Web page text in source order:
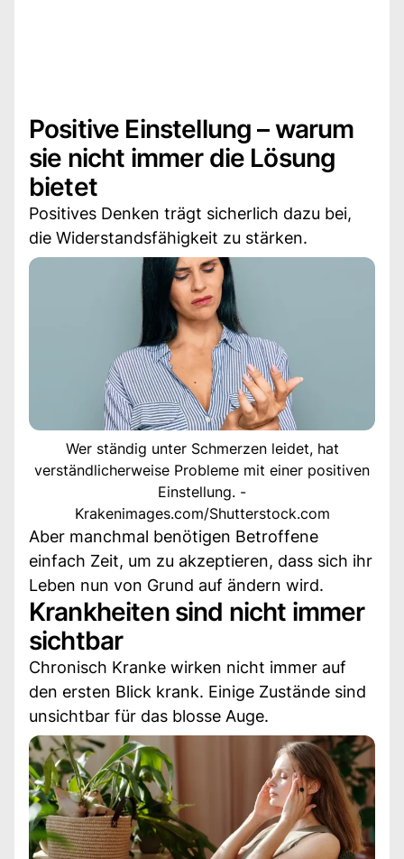
Positive Einstellung – warum
sie nicht immer die Lösung
bietet
Positives Denken trägt sicherlich dazu bei,
die Widerstandsfähigkeit zu stärken.
Wer ständig unter Schmerzen leidet, hat
verständlicherweise Probleme mit einer positiven
Einstellung. -
Krakenimages.com/Shutterstock.com
Aber manchmal benötigen Betroffene
einfach Zeit, um zu akzeptieren, dass sich ihr
Leben nun von Grund auf ändern wird.
Krankheiten sind nicht immer
sichtbar
Chronisch Kranke wirken nicht immer auf
den ersten Blick krank. Einige Zustände sind
unsichtbar für das blosse Auge.